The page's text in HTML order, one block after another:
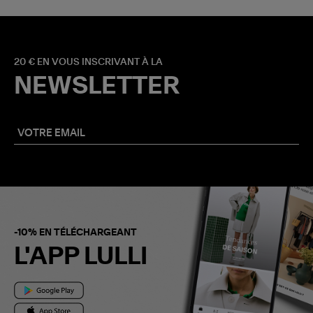
20 € EN VOUS INSCRIVANT À LA
NEWSLETTER
-10% EN TÉLÉCHARGEANT
L'APP LULLI